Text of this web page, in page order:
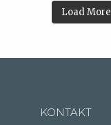
Load More
KONTAKT